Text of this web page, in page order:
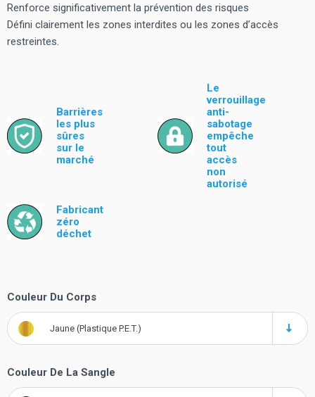
Renforce significativement la prévention des risques
Défini clairement les zones interdites ou les zones d’accès
restreintes.
Barrières
les plus
sûres
sur le
marché
Le
verrouillage
anti-
sabotage
empêche
tout
accès
non
autorisé
Fabricant
zéro
déchet
Couleur Du Corps
Jaune (Plastique P.E.T.)
Couleur De La Sangle